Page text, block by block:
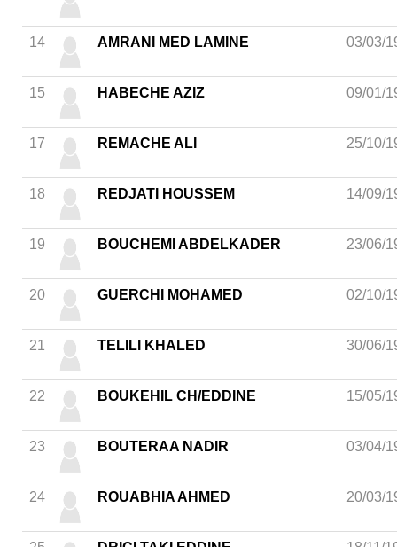
14 AMRANI MED LAMINE 03/03/
15 HABECHE AZIZ 09/01/
17 REMACHE ALI 25/10/
18 REDJATI HOUSSEM 14/09/
19 BOUCHEMI ABDELKADER 23/06/
20 GUERCHI MOHAMED 02/10/
21 TELILI KHALED 30/06/
22 BOUKEHIL CH/EDDINE 15/05/
23 BOUTERAA NADIR 03/04/
24 ROUABHIA AHMED 20/03/